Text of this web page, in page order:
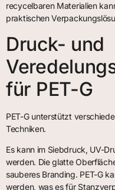
recycelbaren Materialien
praktischen
Druck- und
für PET-G
PET-G unterstützt
Techniken.
Es kann im Siebdruck, UV-
werden. Die glatte
sauberes Branding. PET-G
werden, was es für